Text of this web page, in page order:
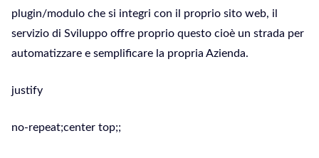
plugin/modulo che si integri con il proprio sito web, il
servizio di Sviluppo offre proprio questo cioè un strada per
automatizzare e semplificare la propria Azienda.
justify
no-repeat;center top;;